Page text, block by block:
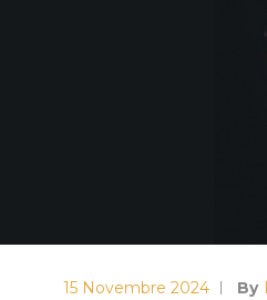
15 Novembre 2024 By